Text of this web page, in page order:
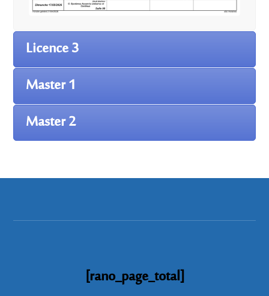
Licence 3
Master 1
Master 2
[rano_page_total]